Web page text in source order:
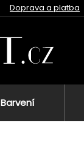
Doprava a platba
Barvení